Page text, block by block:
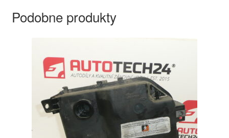
Podobne produkty